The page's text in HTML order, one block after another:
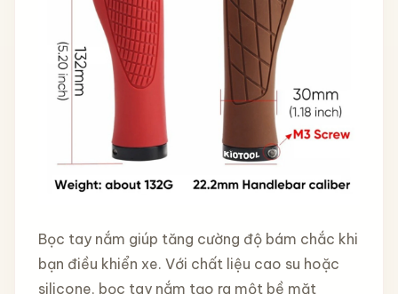
Bọc tay nắm giúp tăng cường độ bám chắc khi
bạn điều khiển xe. Với chất liệu cao su hoặc
silicone, bọc tay nắm tạo ra một bề mặt